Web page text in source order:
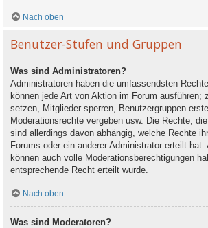
Nach oben
Benutzer-Stufen und Gruppen
Was sind Administratoren?
Administratoren haben die umfassendsten
können jede Art von Aktion im Forum ausführen;
setzen, Mitglieder sperren, Benutzergruppen
Moderationsrechte vergeben usw. Die Rechte,
sind allerdings davon abhängig, welche Rechte
Forums oder ein anderer Administrator erteilt hat.
können auch volle Moderationsberechtigungen
entsprechende Recht erteilt wurde.
Nach oben
Was sind Moderatoren?